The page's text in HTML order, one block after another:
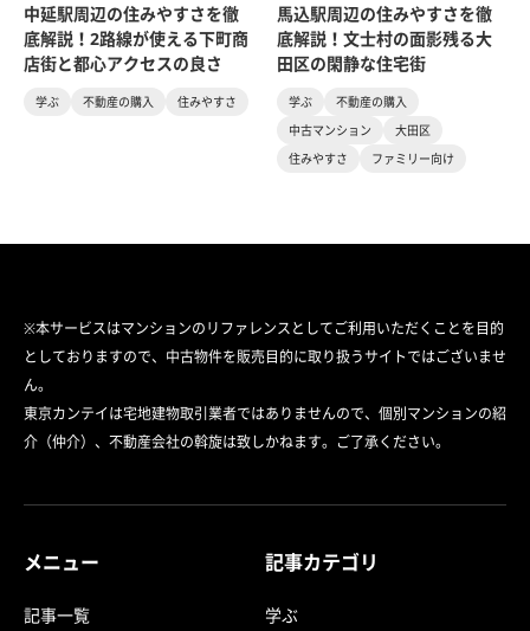
中延駅周辺の住みやすさを徹
底解説！2路線が使える下町商
店街と都心アクセスの良さ
学ぶ 不動産の購入 住みやすさ
馬込駅周辺の住みやすさを徹
底解説！文士村の面影残る大
田区の閑静な住宅街
学ぶ
不動産の購入
中古マンション
大田区
住みやすさ
ファミリー向け
※本サービスはマンションのリファレンスとしてご利用いただくことを目的
としておりますので、中古物件を販売目的に取り扱うサイトではございませ
ん。
東京カンテイは宅地建物取引業者ではありませんので、個別マンションの紹
介（仲介）、不動産会社の斡旋は致しかねます。ご了承ください。
メニュー
記事一覧
記事カテゴリ
学ぶ